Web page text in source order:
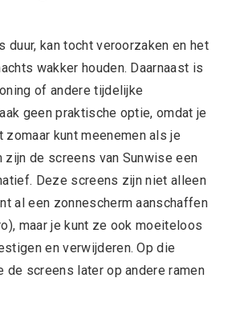
duur, kan tocht veroorzaken en het
wakker houden. Daarnaast is
of andere tijdelijke
geen praktische optie, omdat je
kunt meenemen als je
zijn de screens van Sunwise een
Deze screens zijn niet alleen
al een zonnescherm aanschaffen
maar je kunt ze ook moeiteloos
en verwijderen. Op die
de screens later op andere ramen